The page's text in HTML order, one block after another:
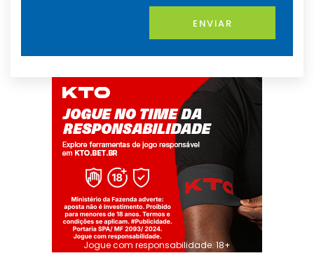
ENVIAR
Jogue com responsabilidade. 18+